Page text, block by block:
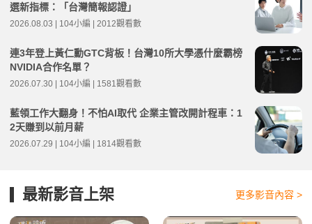
選新指標：「台灣簡報認證」
2026.08.03 | 104小編 | 2012觀看數
連3年登上黃仁勳GTC背板！台灣10所大學憑什麼霸榜
NVIDIA合作名單？
2026.07.30 | 104小編 | 1581觀看數
藍領工作大翻身！不怕AI取代 企業主管改開計程車：1
2天賺到以前月薪
2026.07.29 | 104小編 | 1814觀看數
最新影音上架 更多影音內容 >